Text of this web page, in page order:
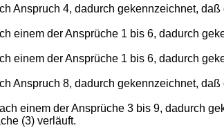
Anspruch 4, dadurch gekennzeichnet,
einem der Ansprüche 1 bis 6, dadurch
einem der Ansprüche 1 bis 6, dadurch
Anspruch 8, dadurch gekennzeichnet,
einem der Ansprüche 3 bis 9, dadurch
(3) verläuft.